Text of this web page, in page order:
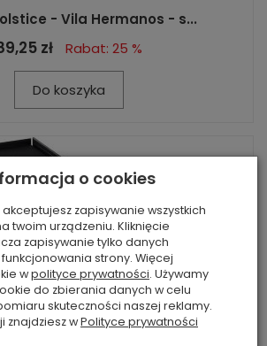
- Vila Hermanos - s...
zł Rabat: 25 %
Do koszyka
o cookies
akceptujesz zapisywanie wszystkich
twoim urządzeniu. Kliknięcie
zapisywanie tylko danych
strony. Więcej
wpolityce prywatności. Używamy
do zbierania danych w celu
skuteczności naszej reklamy.
znajdziesz wPolityce prywatności